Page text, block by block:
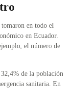
en todo el
en Ecuador.
el número de
de la población
sanitaria. En